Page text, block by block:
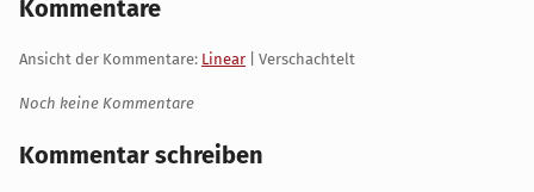
Kommentare
Ansicht der Kommentare: Linear | Verschachtelt
Noch keine Kommentare
Kommentar schreiben